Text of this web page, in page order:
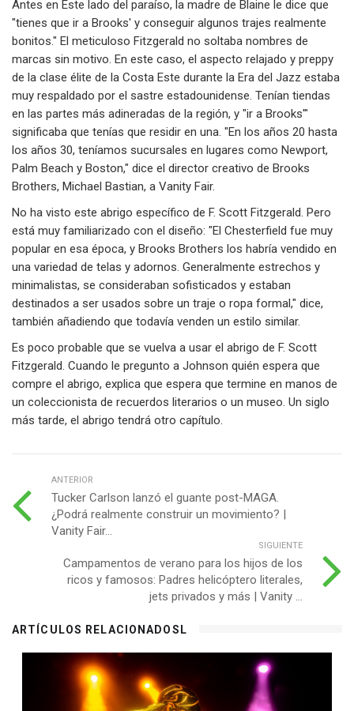
Antes en Este lado del paraíso, la madre de Blaine le dice que
"tienes que ir a Brooks' y conseguir algunos trajes realmente
bonitos." El meticuloso Fitzgerald no soltaba nombres de
marcas sin motivo. En este caso, el aspecto relajado y preppy
de la clase élite de la Costa Este durante la Era del Jazz estaba
muy respaldado por el sastre estadounidense. Tenían tiendas
en las partes más adineradas de la región, y "ir a Brooks'"
significaba que tenías que residir en una. "En los años 20 hasta
los años 30, teníamos sucursales en lugares como Newport,
Palm Beach y Boston," dice el director creativo de Brooks
Brothers, Michael Bastian, a Vanity Fair.
No ha visto este abrigo específico de F. Scott Fitzgerald. Pero
está muy familiarizado con el diseño: "El Chesterfield fue muy
popular en esa época, y Brooks Brothers los habría vendido en
una variedad de telas y adornos. Generalmente estrechos y
minimalistas, se consideraban sofisticados y estaban
destinados a ser usados sobre un traje o ropa formal," dice,
también añadiendo que todavía venden un estilo similar.
Es poco probable que se vuelva a usar el abrigo de F. Scott
Fitzgerald. Cuando le pregunto a Johnson quién espera que
compre el abrigo, explica que espera que termine en manos de
un coleccionista de recuerdos literarios o un museo. Un siglo
más tarde, el abrigo tendrá otro capítulo.
ANTERIOR
Tucker Carlson lanzó el guante post-MAGA.
¿Podrá realmente construir un movimiento? |
Vanity Fair...
SIGUIENTE
Campamentos de verano para los hijos de los
ricos y famosos: Padres helicóptero literales,
jets privados y más | Vanity ...
ARTÍCULOS RELACIONADOSL